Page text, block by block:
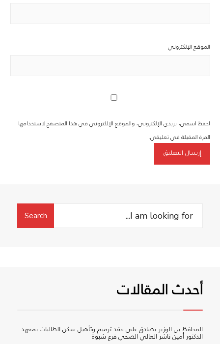
الموقع الإلكتروني
احفظ اسمي، بريدي الإلكتروني، والموقع الإلكتروني في هذا المتصفح لاستخدامها
المرة المقبلة في تعليقي.
Search
Search
أحدث المقالات
المحافظ بن الوزير يصادق على عقد ترميم وتأهيل سكن الطالبات بمعهد
الدكتور أمين ناشر العالي الصحي فرع شبوة